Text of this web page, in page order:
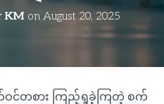
KM on August 20, 2025
တ်ဝင်တစား ကြည့်ရှုခဲ့ကြတဲ့ စက်